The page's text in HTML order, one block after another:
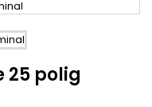
25 polig